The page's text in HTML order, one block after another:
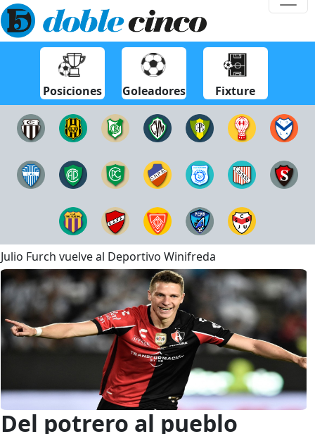
Posiciones Goleadores Fixture
Julio Furch vuelve al Deportivo Winifreda
Del potrero al pueblo